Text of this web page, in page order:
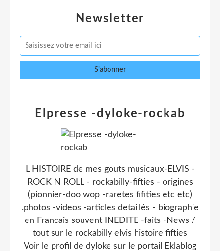
Newsletter
Elpresse -dyloke-rockab
L HISTOIRE de mes gouts musicaux-ELVIS -
ROCK N ROLL - rockabilly-fifties - origines
(pionnier-doo wop -raretes fifities etc etc)
.photos -videos -articles detaillés - biographie
en Francais souvent INEDITE -faits -News /
tout sur le rockabilly elvis histoire fifties
Voir le profil de dyloke sur le portail Eklablog